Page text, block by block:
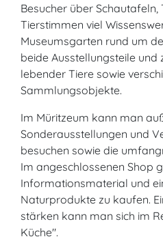
Besucher über
Tierstimmen viel
Museumsgarten rund um
beide Ausstellungsteile und
lebender Tiere sowie
Sammlungsobjekte.
Im Müritzeum kann man
Sonderausstellungen und
besuchen sowie die
Im angeschlossenen Shop
Informationsmaterial und
Naturprodukte zu kaufen.
stärken kann man sich im
Küche".